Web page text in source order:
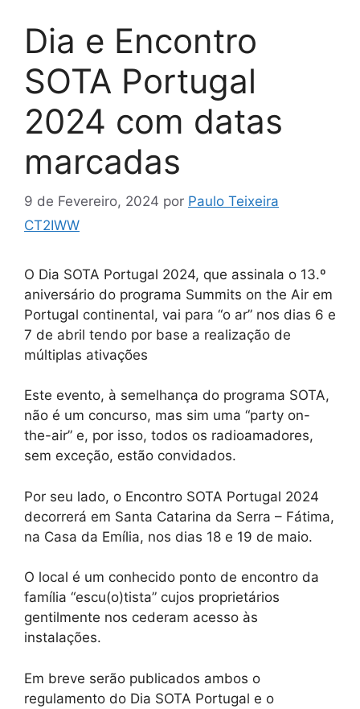
Dia e Encontro
SOTA Portugal
2024 com datas
marcadas
9 de Fevereiro, 2024 por Paulo Teixeira
CT2IWW
O Dia SOTA Portugal 2024, que assinala o 13.º
aniversário do programa Summits on the Air em
Portugal continental, vai para “o ar” nos dias 6 e
7 de abril tendo por base a realização de
múltiplas ativações
Este evento, à semelhança do programa SOTA,
não é um concurso, mas sim uma “party on-
the-air” e, por isso, todos os radioamadores,
sem exceção, estão convidados.
Por seu lado, o Encontro SOTA Portugal 2024
decorrerá em Santa Catarina da Serra – Fátima,
na Casa da Emília, nos dias 18 e 19 de maio.
O local é um conhecido ponto de encontro da
família “escu(o)tista” cujos proprietários
gentilmente nos cederam acesso às
instalações.
Em breve serão publicados ambos o
regulamento do Dia SOTA Portugal e o